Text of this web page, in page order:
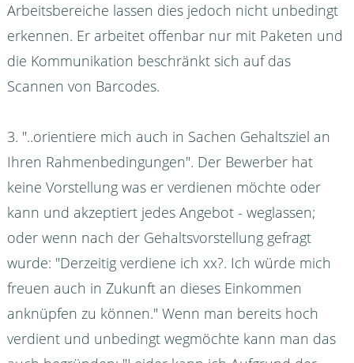
Arbeitsbereiche lassen dies jedoch nicht unbedingt
erkennen. Er arbeitet offenbar nur mit Paketen und
die Kommunikation beschränkt sich auf das
Scannen von Barcodes.
3. "..orientiere mich auch in Sachen Gehaltsziel an
Ihren Rahmenbedingungen". Der Bewerber hat
keine Vorstellung was er verdienen möchte oder
kann und akzeptiert jedes Angebot - weglassen;
oder wenn nach der Gehaltsvorstellung gefragt
wurde: "Derzeitig verdiene ich xx?. Ich würde mich
freuen auch in Zukunft an dieses Einkommen
anknüpfen zu können." Wenn man bereits hoch
verdient und unbedingt wegmöchte kann man das